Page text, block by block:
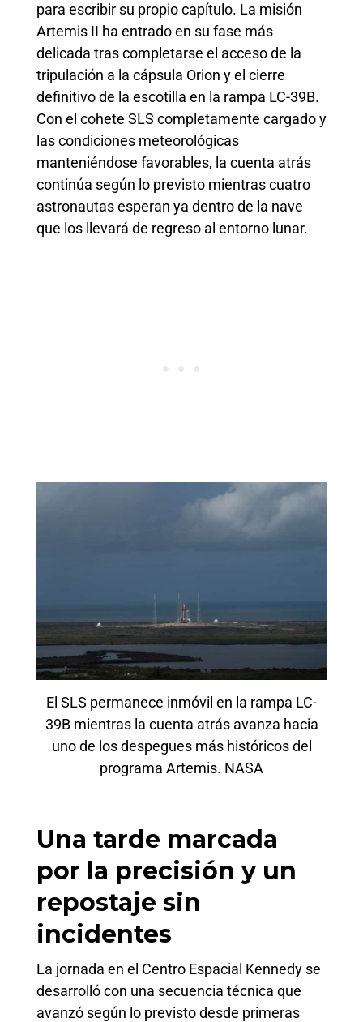
para escribir su propio capítulo. La misión
Artemis II ha entrado en su fase más
delicada tras completarse el acceso de la
tripulación a la cápsula Orion y el cierre
definitivo de la escotilla en la rampa LC-39B.
Con el cohete SLS completamente cargado y
las condiciones meteorológicas
manteniéndose favorables, la cuenta atrás
continúa según lo previsto mientras cuatro
astronautas esperan ya dentro de la nave
que los llevará de regreso al entorno lunar.
El SLS permanece inmóvil en la rampa LC-
39B mientras la cuenta atrás avanza hacia
uno de los despegues más históricos del
programa Artemis. NASA
Una tarde marcada
por la precisión y un
repostaje sin
incidentes
La jornada en el Centro Espacial Kennedy se
desarrolló con una secuencia técnica que
avanzó según lo previsto desde primeras